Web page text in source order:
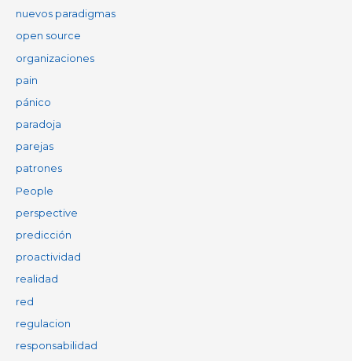
nuevos paradigmas
open source
organizaciones
pain
pánico
paradoja
parejas
patrones
People
perspective
predicción
proactividad
realidad
red
regulacion
responsabilidad